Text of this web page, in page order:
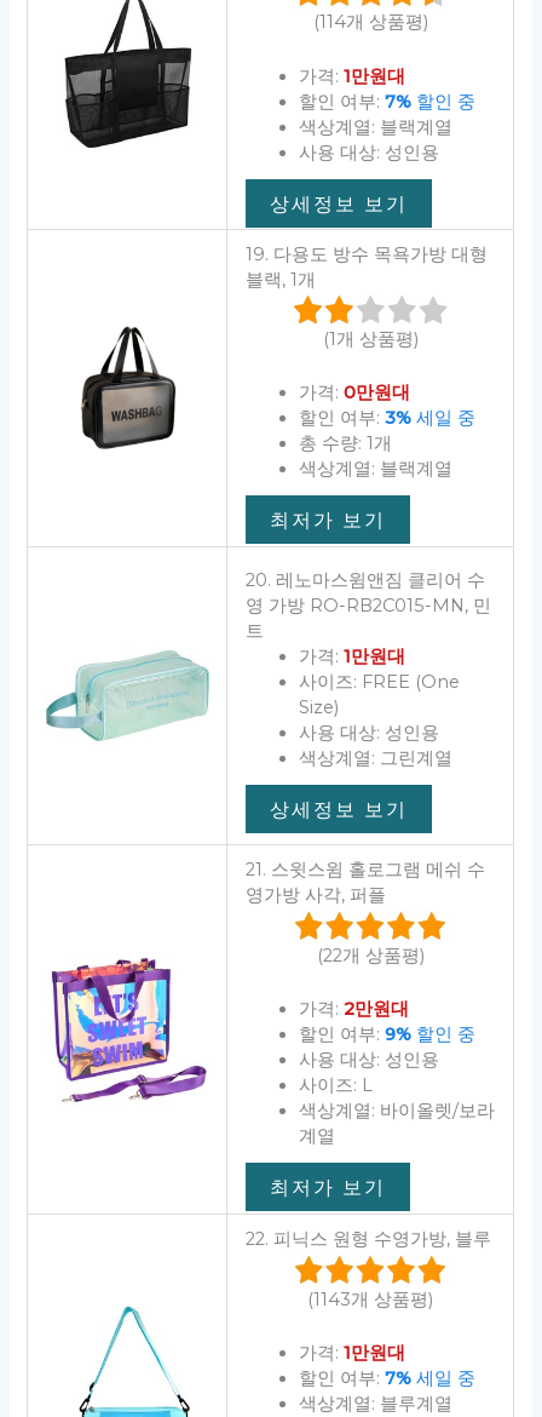
(114개 상품평)
가격: 1만원대
할인 여부: 7%할인 중
색상계열: 블랙계열
사용 대상: 성인용
상세정보 보기
19. 다용도 방수 목욕가방 대형
블랙, 1개
(1개 상품평)
가격: 0만원대
할인 여부: 3%세일 중
총 수량: 1개
색상계열: 블랙계열
최저가 보기
20. 레노마스윔앤짐 클리어 수
영 가방 RO-RB2C015-MN, 민
트
가격: 1만원대
사이즈: FREE (One
Size)
사용 대상: 성인용
색상계열: 그린계열
상세정보 보기
21. 스윗스윔 홀로그램 메쉬 수
영가방 사각, 퍼플
(22개 상품평)
가격: 2만원대
할인 여부: 9%할인 중
사용 대상: 성인용
사이즈: L
색상계열: 바이올렛/보라
계열
최저가 보기
22. 피닉스 원형 수영가방, 블루
(1143개 상품평)
가격: 1만원대
할인 여부: 7%세일 중
색상계열: 블루계열